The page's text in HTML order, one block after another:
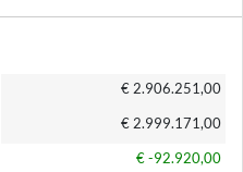
€ 2.906.251,00
€ 2.999.171,00
€ -92.920,00